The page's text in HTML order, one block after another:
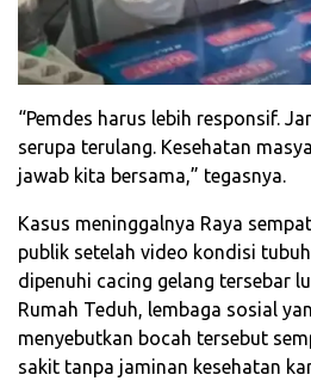
“Pemdes harus lebih responsif.
serupa terulang. Kesehatan
jawab kita bersama,” tegasnya.
Kasus meninggalnya Raya
publik setelah video kondisi
dipenuhi cacing gelang tersebar
Rumah Teduh, lembaga sosial
menyebutkan bocah tersebut
sakit tanpa jaminan kesehatan